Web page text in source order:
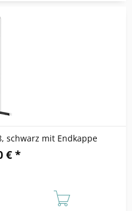
schwarz mit Endkappe
€ *